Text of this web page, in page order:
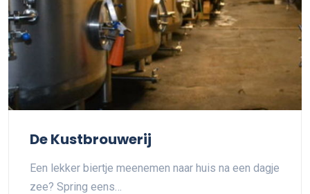
De Kustbrouwerij
Een lekker biertje meenemen naar huis na een dagje
zee? Spring eens…